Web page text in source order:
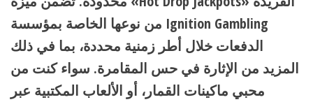
من نوعها الخاصة بمؤسسة Ignition Gambling
الدفعات خلال أطر زمنية محددة، بما في ذلك
المزيد من الإثارة في حس المقامرة. سواء كنت من
محبي ماكينات القمار، أو الألعاب المكتبية عبر